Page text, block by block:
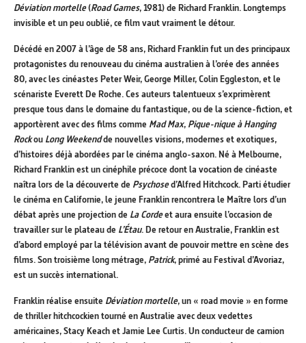
Déviation mortelle(Road Games, 1981) de Richard Franklin. Longtemps
invisible et un peu oublié, ce film vaut vraiment le détour.
Décédé en 2007 à l’âge de 58 ans, Richard Franklin fut un des principaux
protagonistes du renouveau du cinéma australien à l’orée des années
80, avec les cinéastes Peter Weir, George Miller, Colin Eggleston, et le
scénariste Everett De Roche. Ces auteurs talentueux s’exprimèrent
presque tous dans le domaine du fantastique, ou de la science-fiction, et
apportèrent avec des films comme Mad Max, Pique-nique à Hanging
Rockou Long Weekendde nouvelles visions, modernes et exotiques,
d’histoires déjà abordées par le cinéma anglo-saxon. Né à Melbourne,
Richard Franklin est un cinéphile précoce dont la vocation de cinéaste
naîtra lors de la découverte de Psychosed’Alfred Hitchcock. Parti étudier
le cinéma en Californie, le jeune Franklin rencontrera le Maître lors d’un
débat après une projection de La Cordeet aura ensuite l’occasion de
travailler sur le plateau de L’Étau. De retour en Australie, Franklin est
d’abord employé par la télévision avant de pouvoir mettre en scène des
films. Son troisième long métrage, Patrick, primé au Festival d’Avoriaz,
est un succès international.
Franklin réalise ensuite Déviation mortelle, un « road movie » en forme
de thriller hitchcockien tourné en Australie avec deux vedettes
américaines, Stacy Keach et Jamie Lee Curtis. Un conducteur de camion